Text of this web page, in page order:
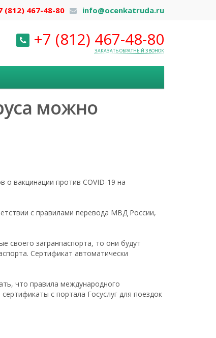
info@ocenkatruda.ru
(812) 467-48-80
+7 (812) 467-48-80
ЗАКАЗАТЬ ОБРАТНЫЙ ЗВОНОК
можно
вакцинации против COVID-19 на
с правилами перевода МВД России,
своего загранпаспорта, то они будут
Сертификат автоматически
что правила международного
с портала Госуслуг для поездок